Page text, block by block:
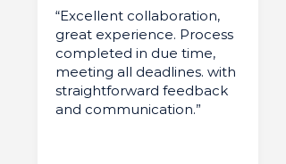
“Excellent collaboration,
great experience. Process
completed in due time,
meeting all deadlines. with
straightforward feedback
and communication.”